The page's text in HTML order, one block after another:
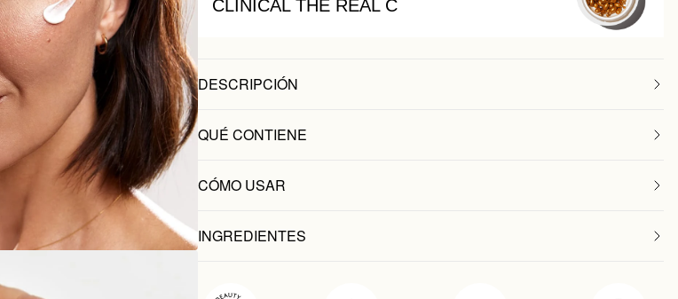
CLINICAL THE REAL C
DESCRIPCIÓN
QUÉ CONTIENE
CÓMO USAR
INGREDIENTES